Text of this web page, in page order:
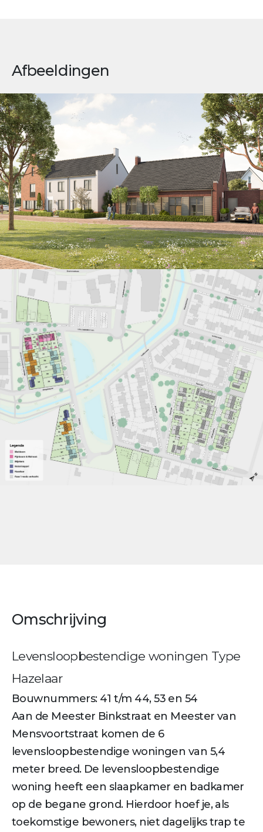
Afbeeldingen
Omschrijving
Levensloopbestendige woningen Type
Hazelaar
Bouwnummers: 41 t/m 44, 53 en 54
Aan de Meester Binkstraat en Meester van
Mensvoortstraat komen de 6
levensloopbestendige woningen van 5,4
meter breed. De levensloopbestendige
woning heeft een slaapkamer en badkamer
op de begane grond. Hierdoor hoef je, als
toekomstige bewoners, niet dagelijks trap te